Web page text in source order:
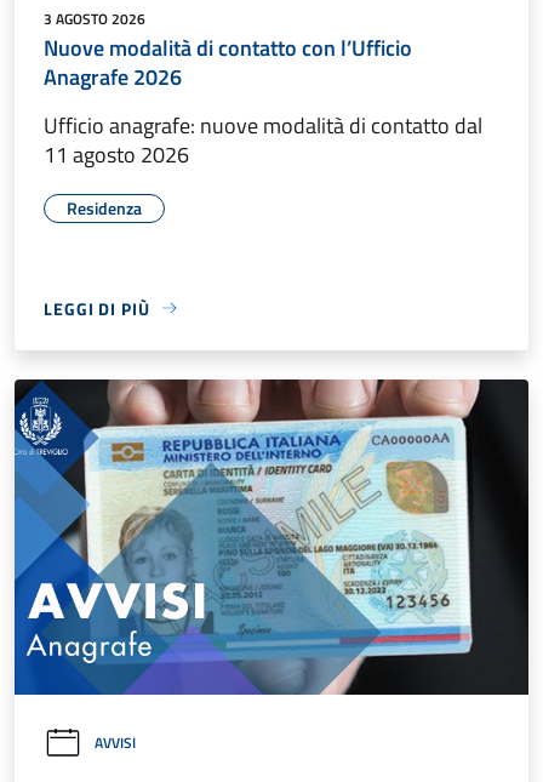
3 AGOSTO 2026
Nuove modalità di contatto con l’Ufficio
Anagrafe 2026
Ufficio anagrafe: nuove modalità di contatto dal
11 agosto 2026
Residenza
LEGGI DI PIÙ
AVVISI